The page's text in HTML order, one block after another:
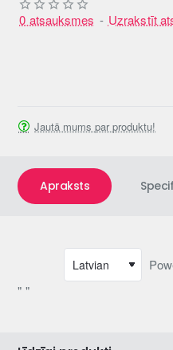
0 atsauksmes - Uzrakstīt
Jautā mums par produktu!
Apraksts
" "